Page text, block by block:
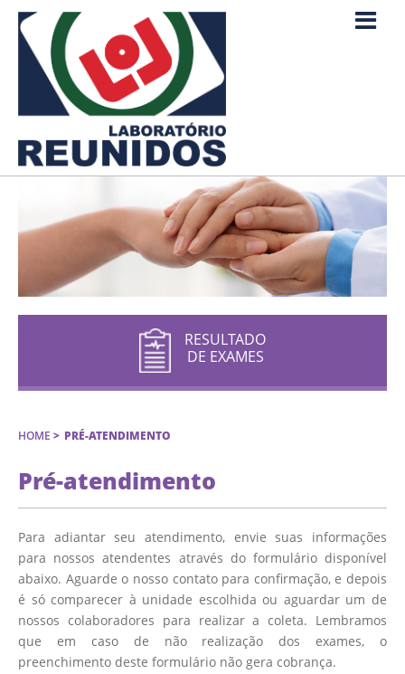
RESULTADO
DE EXAMES
HOME > PRÉ-ATENDIMENTO
Pré-atendimento
Para adiantar seu atendimento, envie suas informações
para nossos atendentes através do formulário disponível
abaixo. Aguarde o nosso contato para confirmação, e depois
é só comparecer à unidade escolhida ou aguardar um de
nossos colaboradores para realizar a coleta. Lembramos
que em caso de não realização dos exames, o
preenchimento deste formulário não gera cobrança.